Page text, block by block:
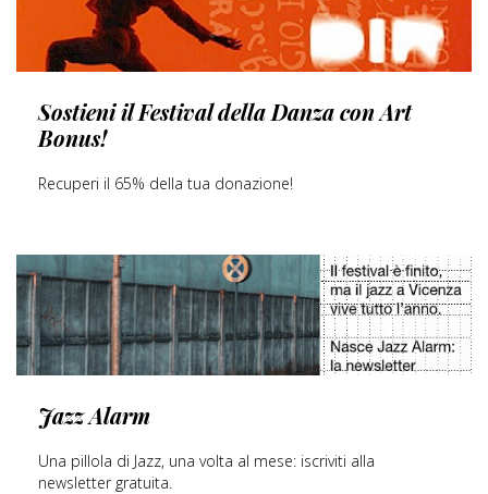
Sostieni il Festival della Danza con Art
Bonus!
Recuperi il 65% della tua donazione!
Jazz Alarm
Una pillola di Jazz, una volta al mese: iscriviti alla
newsletter gratuita.